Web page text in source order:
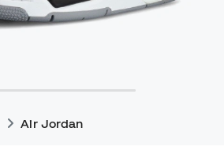
Air Jordan